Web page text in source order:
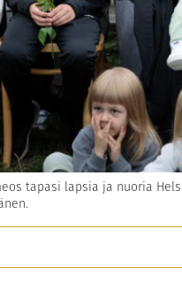
tapasi lapsia ja nuoria